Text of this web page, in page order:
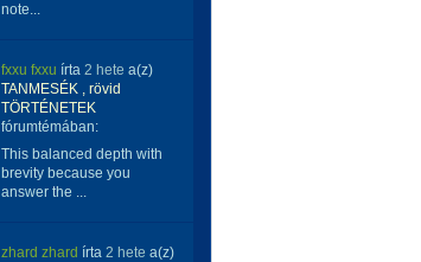
note...
fxxu fxxu írta 2 hete a(z)
TANMESÉK , rövid
TÖRTÉNETEK
fórumtémában:
This balanced depth with
brevity because you
answer the ...
zhard zhard írta 2 hete a(z)